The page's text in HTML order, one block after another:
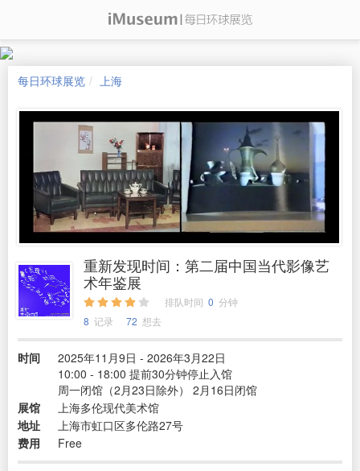
每日环球展览 上海
重新发现时间：第二届中国当代影像艺
术年鉴展
排队时间 0 分钟
8 记录 72 想去
时间
2025年11月9日 - 2026年3月22日
10:00 - 18:00 提前30分钟停止入馆
周一闭馆（2月23日除外） 2月16日闭馆
展馆
上海多伦现代美术馆
地址
上海市虹口区多伦路27号
费用
Free